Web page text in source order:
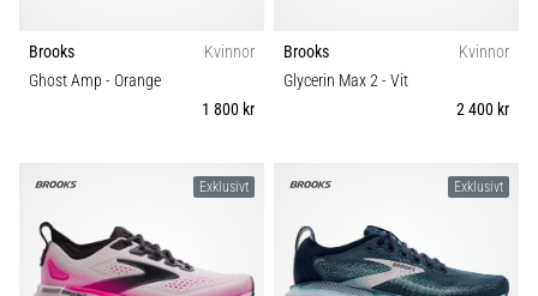
Löparknä:
Orsaker,
åtgärder
Löparknä,
även
känt
Brooks
Kvinnor
Ghost Amp - Orange
1 800 kr
Brooks
Kvinnor
Glycerin Max 2- Vit
2 400 kr
Exklusivt Exklusivt